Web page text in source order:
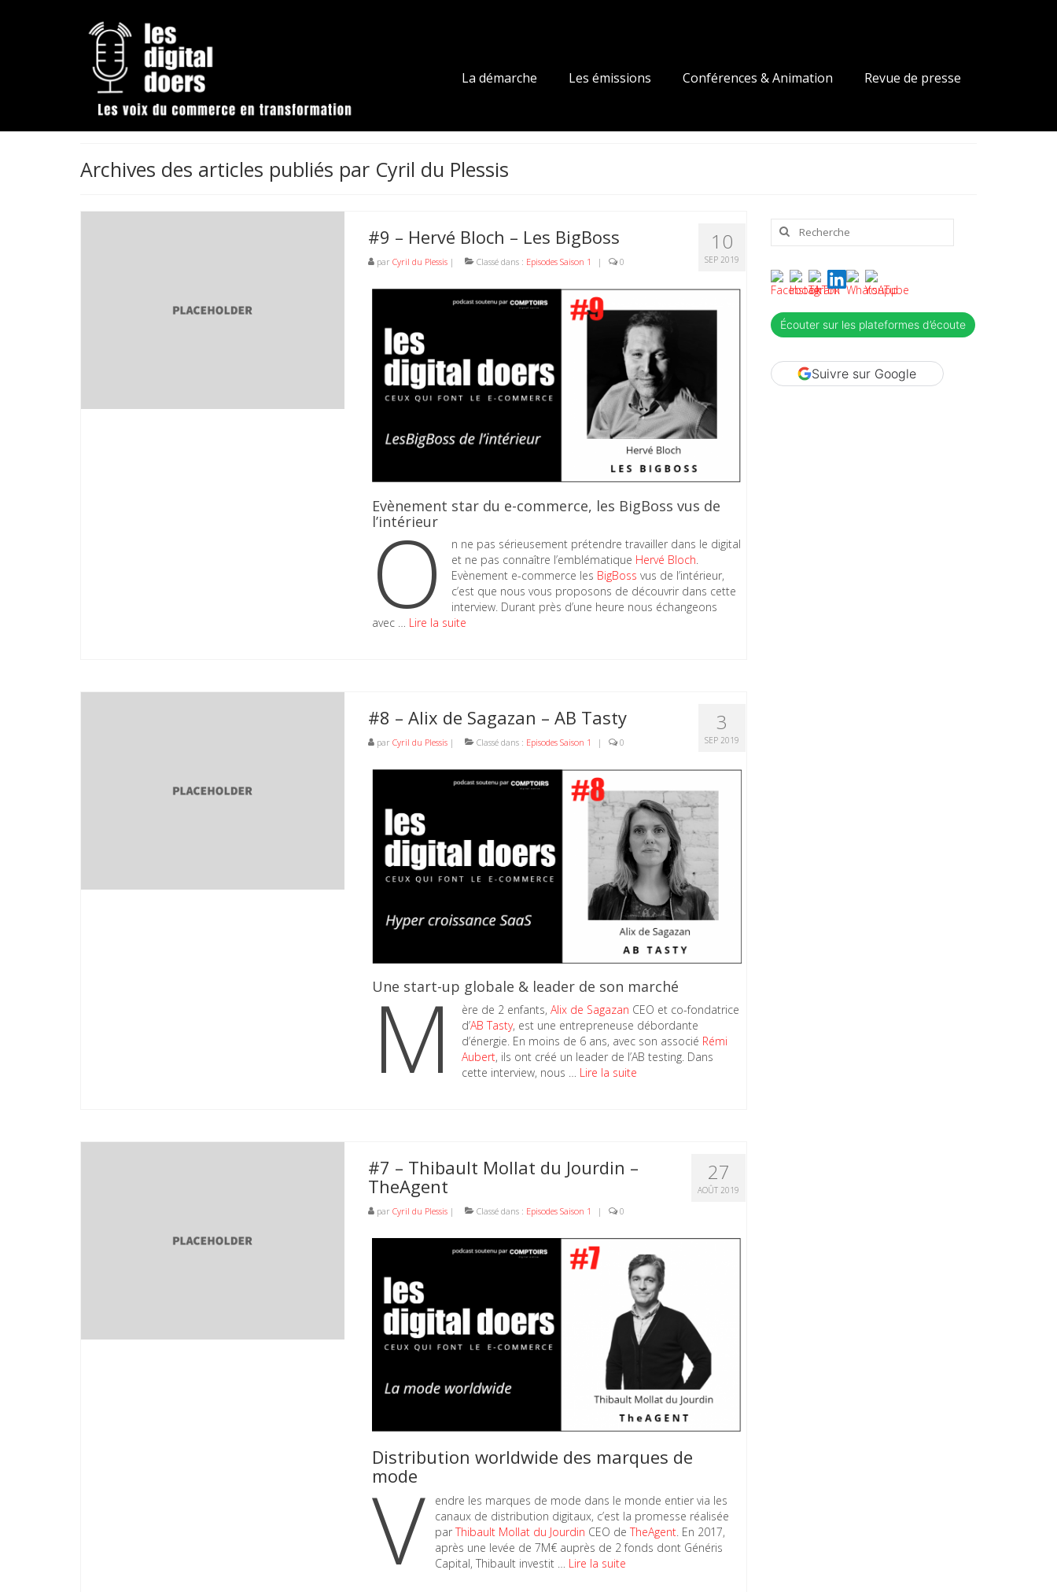
La démarche Les émissions Conférences & Animation Revue de presse
Archives des articles publiés par Cyril du Plessis
10
SEP 2019
#9 – Hervé Bloch – Les BigBoss
par Cyril du Plessis| Classé dans : Episodes Saison 1 | 0
Evènement star du e-commerce, les BigBoss vus de
l’intérieur
O
n ne pas sérieusement prétendre travailler dans le digital
et ne pas connaître l’emblématique Hervé Bloch.
Evènement e-commerce les BigBoss vus de l’intérieur,
c’est que nous vous proposons de découvrir dans cette
interview. Durant près d’une heure nous échangeons
avec … Lire la suite
3
SEP 2019
#8 – Alix de Sagazan – AB Tasty
par Cyril du Plessis| Classé dans : Episodes Saison 1 | 0
Une start-up globale & leader de son marché
M ère de 2 enfants, Alix de Sagazan CEO et co-fondatrice
d’AB Tasty, est une entrepreneuse débordante
d’énergie. En moins de 6 ans, avec son associé Rémi
Aubert, ils ont créé un leader de l’AB testing. Dans
cette interview, nous … Lire la suite
27
AOÛT 2019
#7 – Thibault Mollat du Jourdin –
TheAgent
par Cyril du Plessis| Classé dans : Episodes Saison 1 | 0
Distribution worldwide des marques de
mode
V
endre les marques de mode dans le monde entier via les
canaux de distribution digitaux, c’est la promesse réalisée
par Thibault Mollat du Jourdin CEO de TheAgent. En 2017,
après une levée de 7M€ auprès de 2 fonds dont Généris
Capital, Thibault investit … Lire la suite
Rechercher
Écouter sur les plateformes d’écoute
Suivre sur Google